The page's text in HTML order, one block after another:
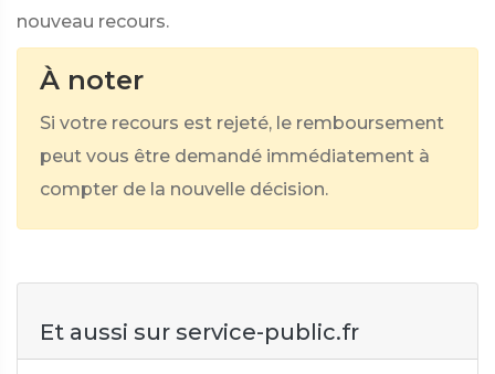
nouveau recours.
À noter
Si votre recours est rejeté, le remboursement
peut vous être demandé immédiatement à
compter de la nouvelle décision.
Et aussi sur service-public.fr